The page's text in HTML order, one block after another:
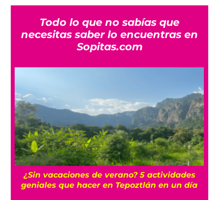
Todo lo que no sabías que
necesitas saber lo encuentras en
Sopitas.com
¿Sin vacaciones de verano? 5 actividades
geniales que hacer en Tepoztlán en un día